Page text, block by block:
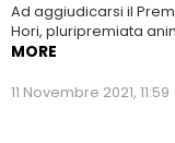
Ad aggiudicarsi il
Hori, pluripremiata
MORE
11 Novembre 2021, 11:59